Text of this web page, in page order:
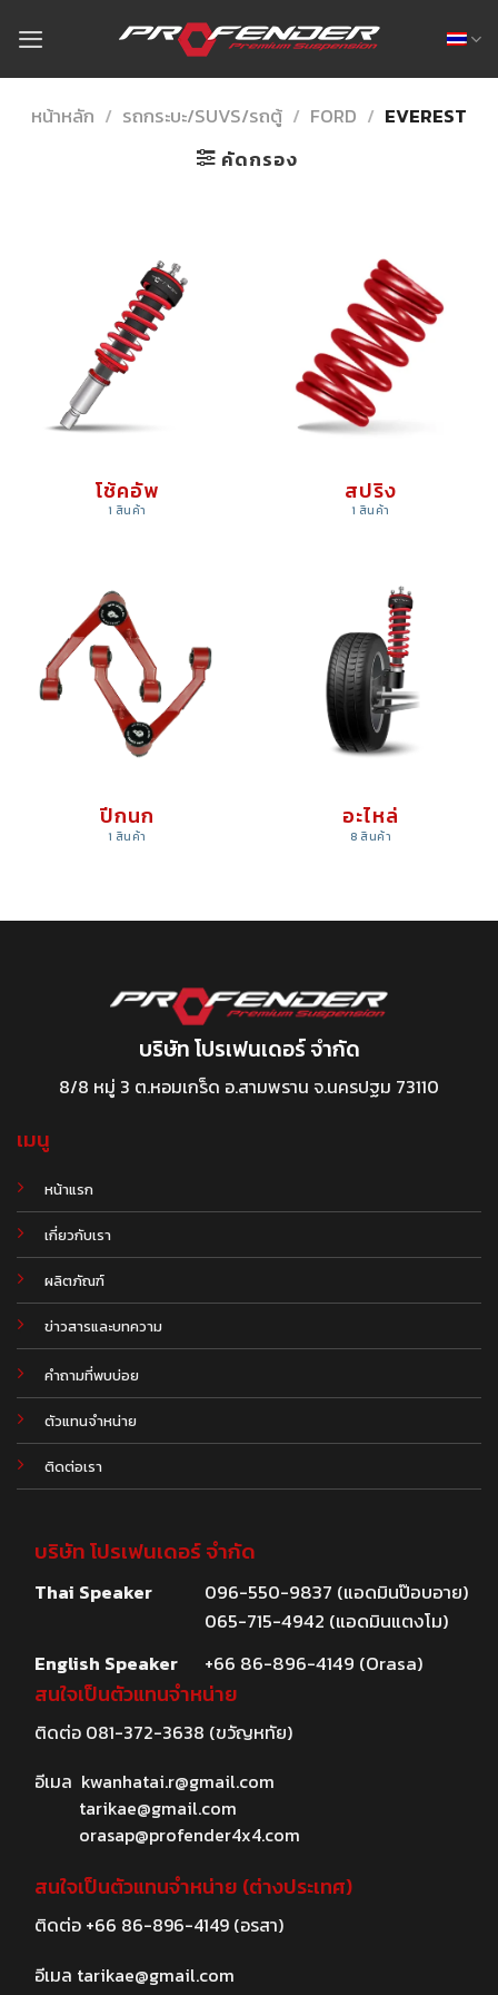
content
หน้าหลัก / รถกระบะ/SUVS/รถตู้ / FORD / EVEREST
คัดกรอง
โช้คอัพ
1 สินค้า
สปริง
1 สินค้า
ปีกนก
1 สินค้า
อะไหล่
8 สินค้า
บริษัท โปรเฟนเดอร์ จำกัด
8/8 หมู่ 3 ต.หอมเกร็ด อ.สามพราน จ.นครปฐม 73110
เมนู
หน้าแรก
เกี่ยวกับเรา
ผลิตภัณฑ์
ข่าวสารและบทความ
.
คำถามที่พบบ่อย
ตัวแทนจำหน่าย
ติดต่อเรา
บริษัท โปรเฟนเดอร์ จำกัด
Thai Speaker
096-550-9837 (แอดมินป๊อบอาย)
065-715-4942 (แอดมินแตงโม)
English Speaker
+66 86-896-4149 (Orasa)
สนใจเป็นตัวแทนจำหน่าย
ติดต่อ 081-372-3638 (ขวัญหทัย)
อีเมล kwanhatai.r@gmail.com
tarikae@gmail.com
orasap@profender4x4.com
สนใจเป็นตัวแทนจำหน่าย (ต่างประเทศ)
ติดต่อ +66 86-896-4149(อรสา)
อีเมล tarikae@gmail.com